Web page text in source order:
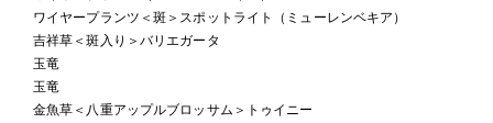
ワイヤープランツ＜斑＞スポットライト（ミューレンベキア）
吉祥草＜斑入り＞バリエガータ
玉竜
玉竜
金魚草＜八重アップルブロッサム＞トゥイニー